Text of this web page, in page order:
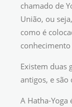
chamado de
União, ou
como é
conhecimento
Existem duas
antigos, e são
A Hatha-